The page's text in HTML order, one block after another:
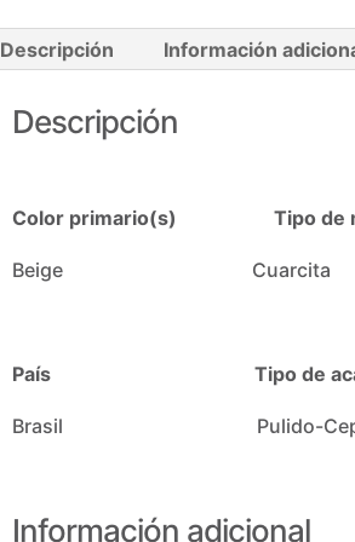
Descripción Información
Descripción
Color primario(s) Tipo de
Beige Cuarcita
País Tipo de
Brasil Pulido-
Información adicional